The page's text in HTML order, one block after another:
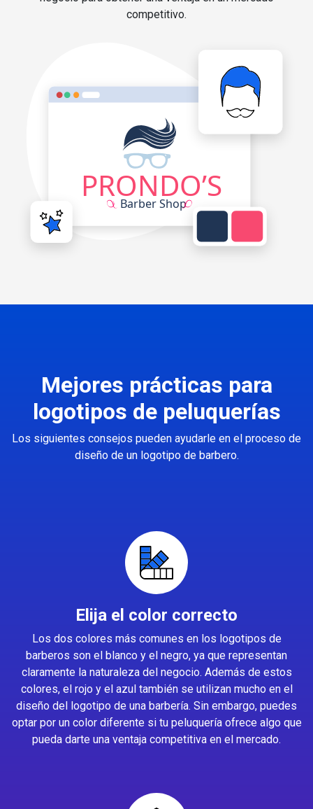
competitivo.
Mejores prácticas para
logotipos de peluquerías
Los siguientes consejos pueden ayudarle en el proceso de
diseño de un logotipo de barbero.
Elija el color correcto
Los dos colores más comunes en los logotipos de
barberos son el blanco y el negro, ya que representan
claramente la naturaleza del negocio. Además de estos
colores, el rojo y el azul también se utilizan mucho en el
diseño del logotipo de una barbería. Sin embargo, puedes
optar por un color diferente si tu peluquería ofrece algo que
pueda darte una ventaja competitiva en el mercado.